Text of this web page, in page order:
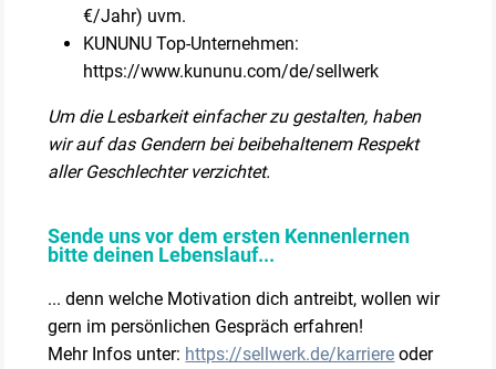
€/Jahr) uvm.
KUNUNU Top-Unternehmen:
https://www.kununu.com/de/sellwerk
Um die Lesbarkeit einfacher zu gestalten, haben
wir auf das Gendern bei beibehaltenem Respekt
aller Geschlechter verzichtet.
Sende uns vor dem ersten Kennenlernen
bitte deinen Lebenslauf...
... denn welche Motivation dich antreibt, wollen wir
gern im persönlichen Gespräch erfahren!
Mehr Infos unter: https://sellwerk.de/karriere oder